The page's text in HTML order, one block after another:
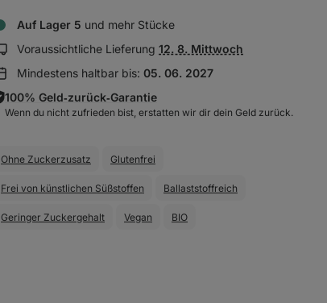
Auf Lager 5 und mehr Stücke
Voraussichtliche Lieferung Lieferinformationen
12. 8. Mittwoch
Mindestens haltbar bis: 05. 06. 2027
100% Geld‑zurück‑Garantie
Wenn du nicht zufrieden bist, erstatten wir dir dein Geld zurück.
Ohne Zuckerzusatz Glutenfrei
Frei von künstlichen Süßstoffen Ballaststoffreich
Geringer Zuckergehalt Vegan BIO